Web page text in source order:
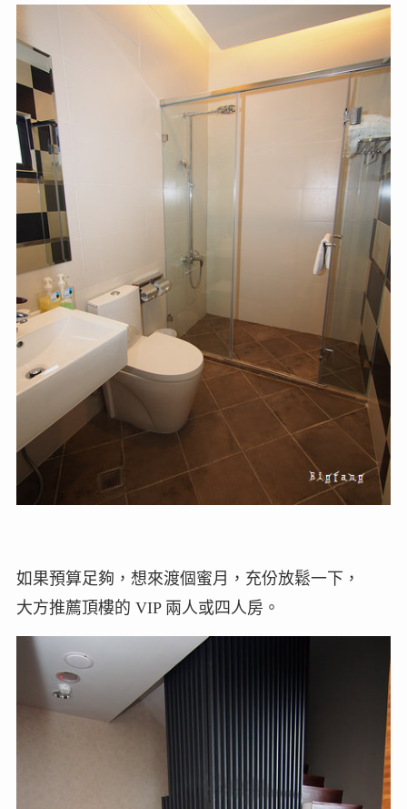
如果預算足夠，想來渡個蜜月，充份放鬆一下，
大方推薦頂樓的 VIP 兩人或四人房。